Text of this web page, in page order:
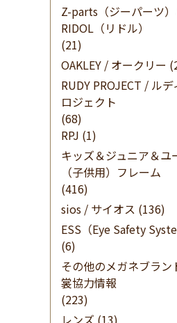
Z-parts（ジーパーツ
RIDOL（リドル）
(21)
OAKLEY / オークリー
RUDY PROJECT / ル
ロジェクト
(68)
RPJ (1)
キッズ＆ジュニア＆ユ
（子供用）フレーム
(416)
sios / サイオス (136)
ESS（Eye Safety
(6)
その他のメガネブラン
裳協力情報
(223)
レンズ (13)